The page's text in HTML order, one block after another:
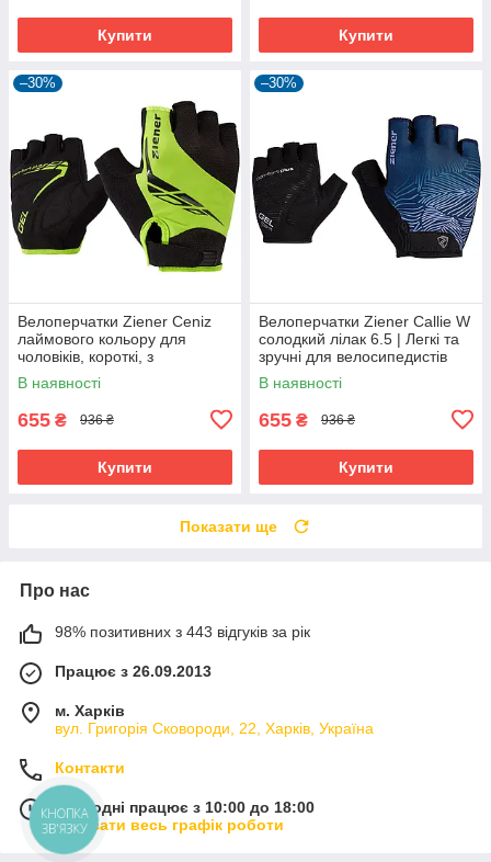
Купити Купити
–30%
Велоперчатки Ziener Ceniz
лаймового кольору для
чоловіків, короткі, з
амортизуючими вставками та
гелевими подушечками
В наявності
655 ₴ 936 ₴
Купити
–30%
Велоперчатки Ziener Callie W
солодкий лілак 6.5 | Легкі та
зручні для велосипедистів
В наявності
655 ₴ 936 ₴
Купити
Показати ще
Про нас
98% позитивних з 443 відгуків за рік
Працює з 26.09.2013
м. Харків
вул. Григорія Сковороди, 22, Харків, Україна
Контакти
Сьогодні працює з 10:00 до 18:00
Показати весь графік роботи
КНОПКА
ЗВ'ЯЗКУ